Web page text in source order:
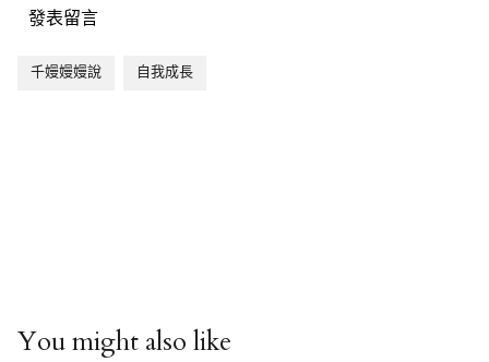
發表留言
千嫚嫚嫚說 自我成長
You might also like